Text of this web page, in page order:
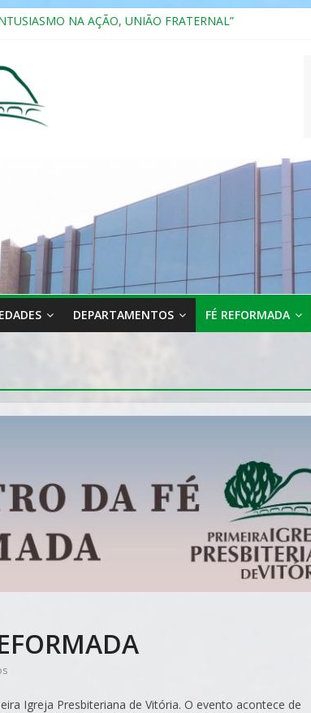
NA AÇÃO, UNIÃO FRATERNAL”
e Relacionamento com Pessoas Atípicas
DEPARTAMENTOS FÉ REFORMADA
Igreja Presbiteriana de Vitória. O evento acontece de